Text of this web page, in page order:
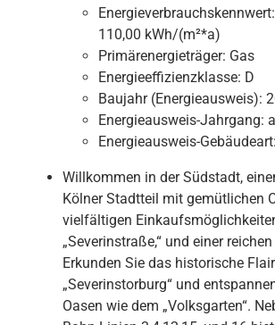
Energieverbrauchskennwert:
110,00 kWh/(m²*a)
Primärenergieträger: Gas
Energieeffizienzklasse: D
Baujahr (Energieausweis):
Energieausweis-Jahrgang:
Energieausweis-Gebäudeart:
Willkommen in der Südstadt,
Kölner Stadtteil mit gemütlichen
vielfältigen
„Severinstraße,“ und einer
Erkunden Sie das historische
„Severinstorburg“ und
Oasen wie dem „Volksgarten“.